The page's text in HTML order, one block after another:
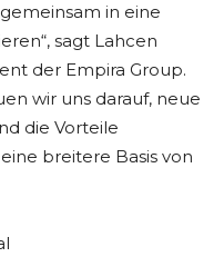
in eine
sagt Lahcen
der Empira Group.
wir uns darauf, neue
die Vorteile
breitere Basis von